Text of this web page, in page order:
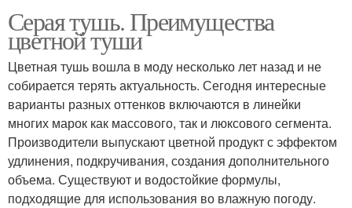
Серая тушь. Преимущества
цветной туши
Цветная тушь вошла в моду несколько лет назад и не
собирается терять актуальность. Сегодня интересные
варианты разных оттенков включаются в линейки
многих марок как массового, так и люксового сегмента.
Производители выпускают цветной продукт с эффектом
удлинения, подкручивания, создания дополнительного
объема. Существуют и водостойкие формулы,
подходящие для использования во влажную погоду.